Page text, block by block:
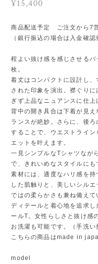
¥15,400
商品配送予定 ご注文から7
（銀行振込の場合は入金確
程よい抜け感を感じさせる
枚。
着丈はコンパクトに設計し
された印象を演出。襟ぐり
ぎず上品なニュアンスに仕上
背中の開き具合は下着が見
ランスが絶妙。さらに、後
することで、ウエストライ
エットを叶えます。
一見シンプルなTシャツなが
で、きれいめなスタイルにも
素材には、適度なハリ感を
した肌触りと、美しいシル
ではの柔らかさも兼ね備えて
ディテールと着心地を追求
ールT。女性らしさと抜け感
お洗濯も可能です。（手洗い
こちらの商品はmade in
model